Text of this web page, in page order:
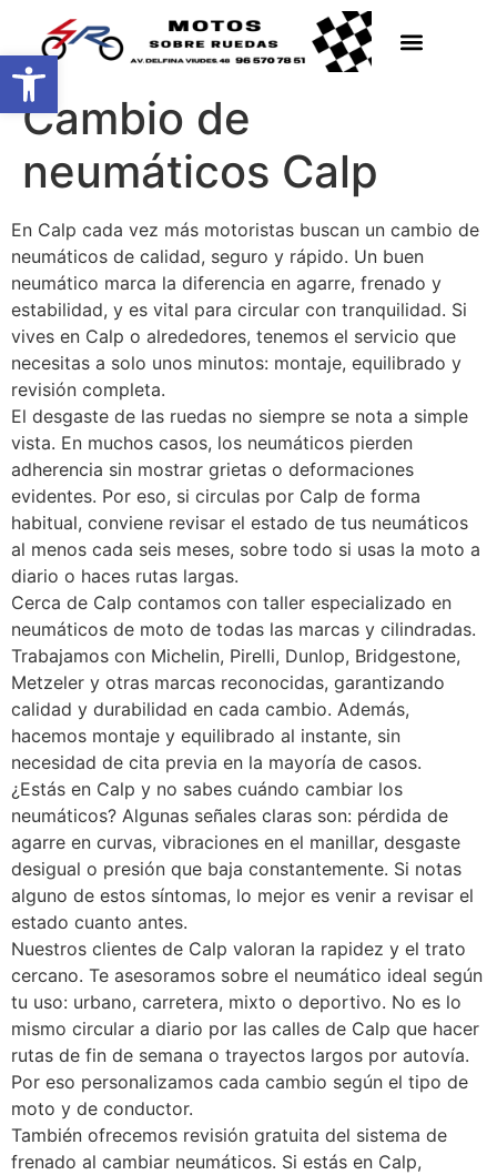
Abrir barra de herramientas
Cambio de
neumáticos Calp
En Calp cada vez más motoristas buscan un cambio de
neumáticos de calidad, seguro y rápido. Un buen
neumático marca la diferencia en agarre, frenado y
estabilidad, y es vital para circular con tranquilidad. Si
vives en Calp o alrededores, tenemos el servicio que
necesitas a solo unos minutos: montaje, equilibrado y
revisión completa.
El desgaste de las ruedas no siempre se nota a simple
vista. En muchos casos, los neumáticos pierden
adherencia sin mostrar grietas o deformaciones
evidentes. Por eso, si circulas por Calp de forma
habitual, conviene revisar el estado de tus neumáticos
al menos cada seis meses, sobre todo si usas la moto a
diario o haces rutas largas.
Cerca de Calp contamos con taller especializado en
neumáticos de moto de todas las marcas y cilindradas.
Trabajamos con Michelin, Pirelli, Dunlop, Bridgestone,
Metzeler y otras marcas reconocidas, garantizando
calidad y durabilidad en cada cambio. Además,
hacemos montaje y equilibrado al instante, sin
necesidad de cita previa en la mayoría de casos.
¿Estás en Calp y no sabes cuándo cambiar los
neumáticos? Algunas señales claras son: pérdida de
agarre en curvas, vibraciones en el manillar, desgaste
desigual o presión que baja constantemente. Si notas
alguno de estos síntomas, lo mejor es venir a revisar el
estado cuanto antes.
Nuestros clientes de Calp valoran la rapidez y el trato
cercano. Te asesoramos sobre el neumático ideal según
tu uso: urbano, carretera, mixto o deportivo. No es lo
mismo circular a diario por las calles de Calp que hacer
rutas de fin de semana o trayectos largos por autovía.
Por eso personalizamos cada cambio según el tipo de
moto y de conductor.
También ofrecemos revisión gratuita del sistema de
frenado al cambiar neumáticos. Si estás en Calp,